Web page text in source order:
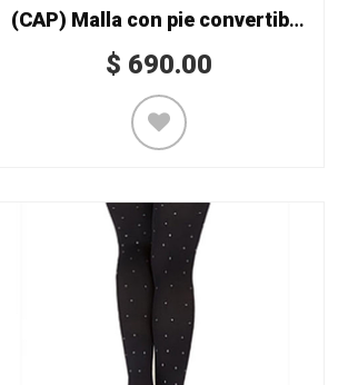
(CAP) Malla con pie convertible Mod. 1816
$ 690.00